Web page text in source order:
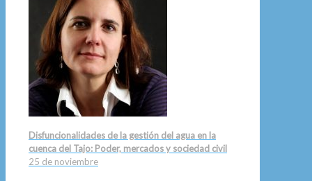
Disfuncionalidades de la gestión del agua en la
cuenca del Tajo: Poder, mercados y sociedad civil
25 de noviembre